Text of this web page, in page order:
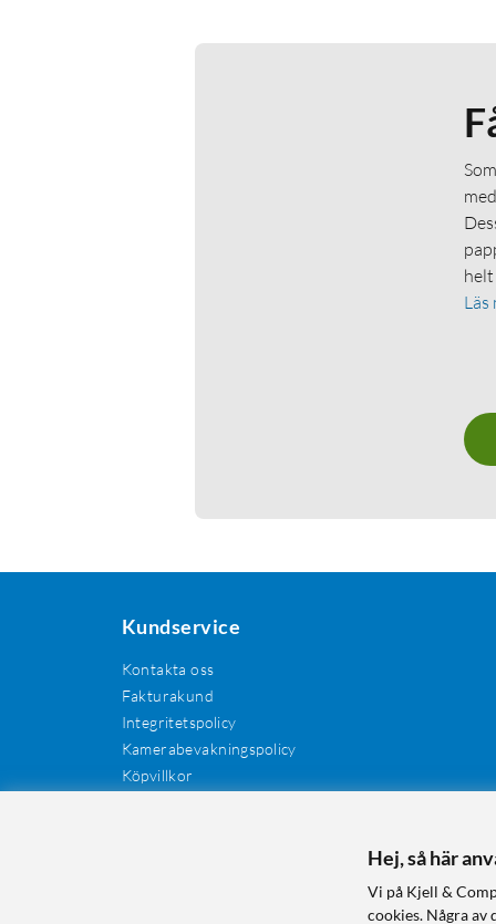
Läs
Kundservice
Kontakta oss
Fakturakund
Integritetspolicy
Kamerabevakningspolicy
Köpvillkor
Hej, så här
Vi på Kjell &
cookies. Några